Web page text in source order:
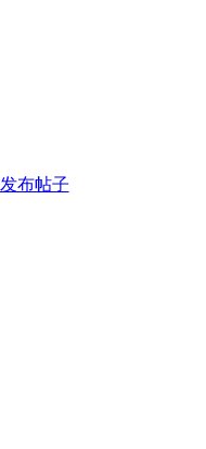
发布帖子